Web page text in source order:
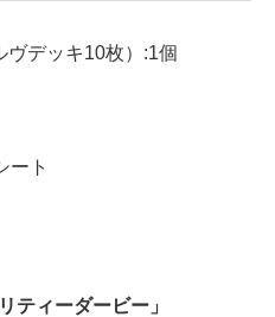
ヴデッキ10枚）:1個
ート
ティーダービー」